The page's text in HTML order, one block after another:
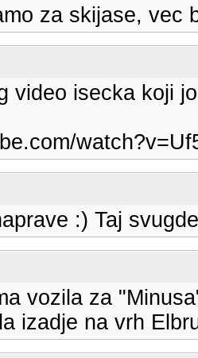
za skijase, vec
video isecka koji
:) Taj
vozila za
izadje na vrh